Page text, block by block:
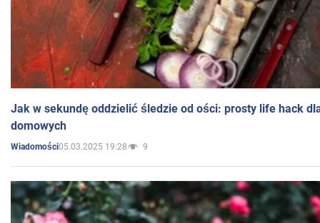
Jak w sekundę oddzielić śledzie od ości: prosty life hack
domowych
Wiadomości05.03.2025 19:28 9